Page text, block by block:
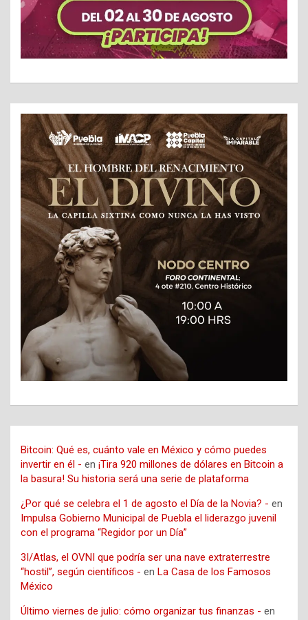
Bitcoin: Qué es, cuánto vale en México y cómo puedes
invertir en él - en ¡Tira 920 millones de dólares en Bitcoin a
la basura! Su historia será una serie de plataforma
¿Por qué se celebra el 1 de agosto el Día de la Novia? - en
Impulsa Gobierno Municipal de Puebla el liderazgo juvenil
con el programa “Regidor por un Día”
3I/Atlas, el OVNI que podría ser una nave extraterrestre
“hostil”, según científicos - en La Casa de los Famosos
México
Último viernes de julio: cómo organizar tus finanzas - en